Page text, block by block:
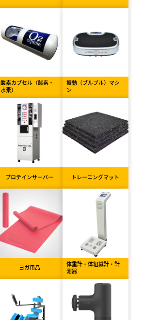
酸素カプセル（酸素・
水素）
振動（ブルブル）マシ
ン
プロテインサーバー トレーニングマット
ヨガ用品
体重計・体組織計・計
測器